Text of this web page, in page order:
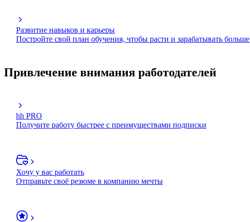
Развитие навыков и карьеры
Постройте свой план обучения, чтобы расти и зарабатывать больше
Привлечение внимания работодателей
hh PRO
Получите работу быстрее с преимуществами подписки
Хочу у вас работать
Отправьте своё резюме в компанию мечты